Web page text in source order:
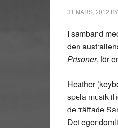
31 MARS, 2012 BY
I samband
den
Prisoner, för
Heather
spela musik
de träffade
Det